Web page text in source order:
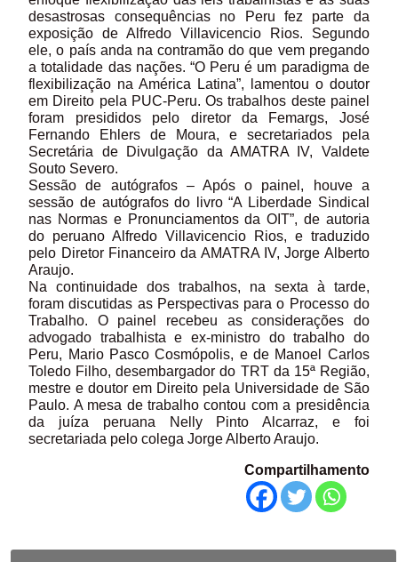
desastrosas consequências no Peru fez parte da
exposição de Alfredo Villavicencio Rios. Segundo
ele, o país anda na contramão do que vem pregando
a totalidade das nações. “O Peru é um paradigma de
flexibilização na América Latina”, lamentou o doutor
em Direito pela PUC-Peru. Os trabalhos deste painel
foram presididos pelo diretor da Femargs, José
Fernando Ehlers de Moura, e secretariados pela
Secretária de Divulgação da AMATRA IV, Valdete
Souto Severo.
Sessão de autógrafos – Após o painel, houve a
sessão de autógrafos do livro “A Liberdade Sindical
nas Normas e Pronunciamentos da OIT”, de autoria
do peruano Alfredo Villavicencio Rios, e traduzido
pelo Diretor Financeiro da AMATRA IV, Jorge Alberto
Araujo.
Na continuidade dos trabalhos, na sexta à tarde,
foram discutidas as Perspectivas para o Processo do
Trabalho. O painel recebeu as considerações do
advogado trabalhista e ex-ministro do trabalho do
Peru, Mario Pasco Cosmópolis, e de Manoel Carlos
Toledo Filho, desembargador do TRT da 15ª Região,
mestre e doutor em Direito pela Universidade de São
Paulo. A mesa de trabalho contou com a presidência
da juíza peruana Nelly Pinto Alcarraz, e foi
secretariada pelo colega Jorge Alberto Araujo.
Compartilhamento